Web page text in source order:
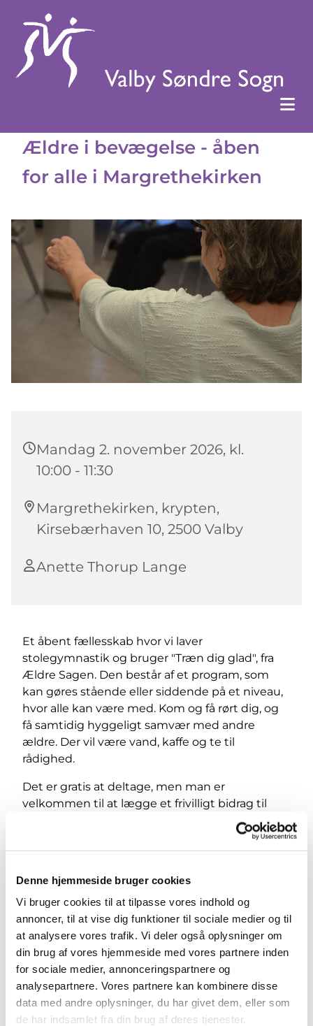
Denne hjemmeside bruger cookies
Vi bruger cookies til at tilpasse vores indhold og
annoncer, til at vise dig funktioner til sociale medier og til
at analysere vores trafik. Vi deler også oplysninger om
din brug af vores hjemmeside med vores partnere inden
for sociale medier, annonceringspartnere og
analysepartnere. Vores partnere kan kombinere disse
data med andre oplysninger, du har givet dem, eller som
de har indsamlet fra din brug af deres tjenester.
Ældre i bevægelse - åben
for alle i Margrethekirken
Mandag 2. november 2026, kl.
10:00 - 11:30
Margrethekirken, krypten,
Kirsebærhaven 10, 2500 Valby
Anette Thorup Lange
Et åbent fællesskab hvor vi laver
stolegymnastik og bruger "Træn dig glad", fra
Ældre Sagen. Den består af et program, som
kan gøres stående eller siddende på et niveau,
hvor alle kan være med. Kom og få rørt dig, og
få samtidig hyggeligt samvær med andre
ældre. Der vil være vand, kaffe og te til
rådighed.
Det er gratis at deltage, men man er
velkommen til at lægge et frivilligt bidrag til
Valby Søndre Sogns menighedsplejes arbejde.